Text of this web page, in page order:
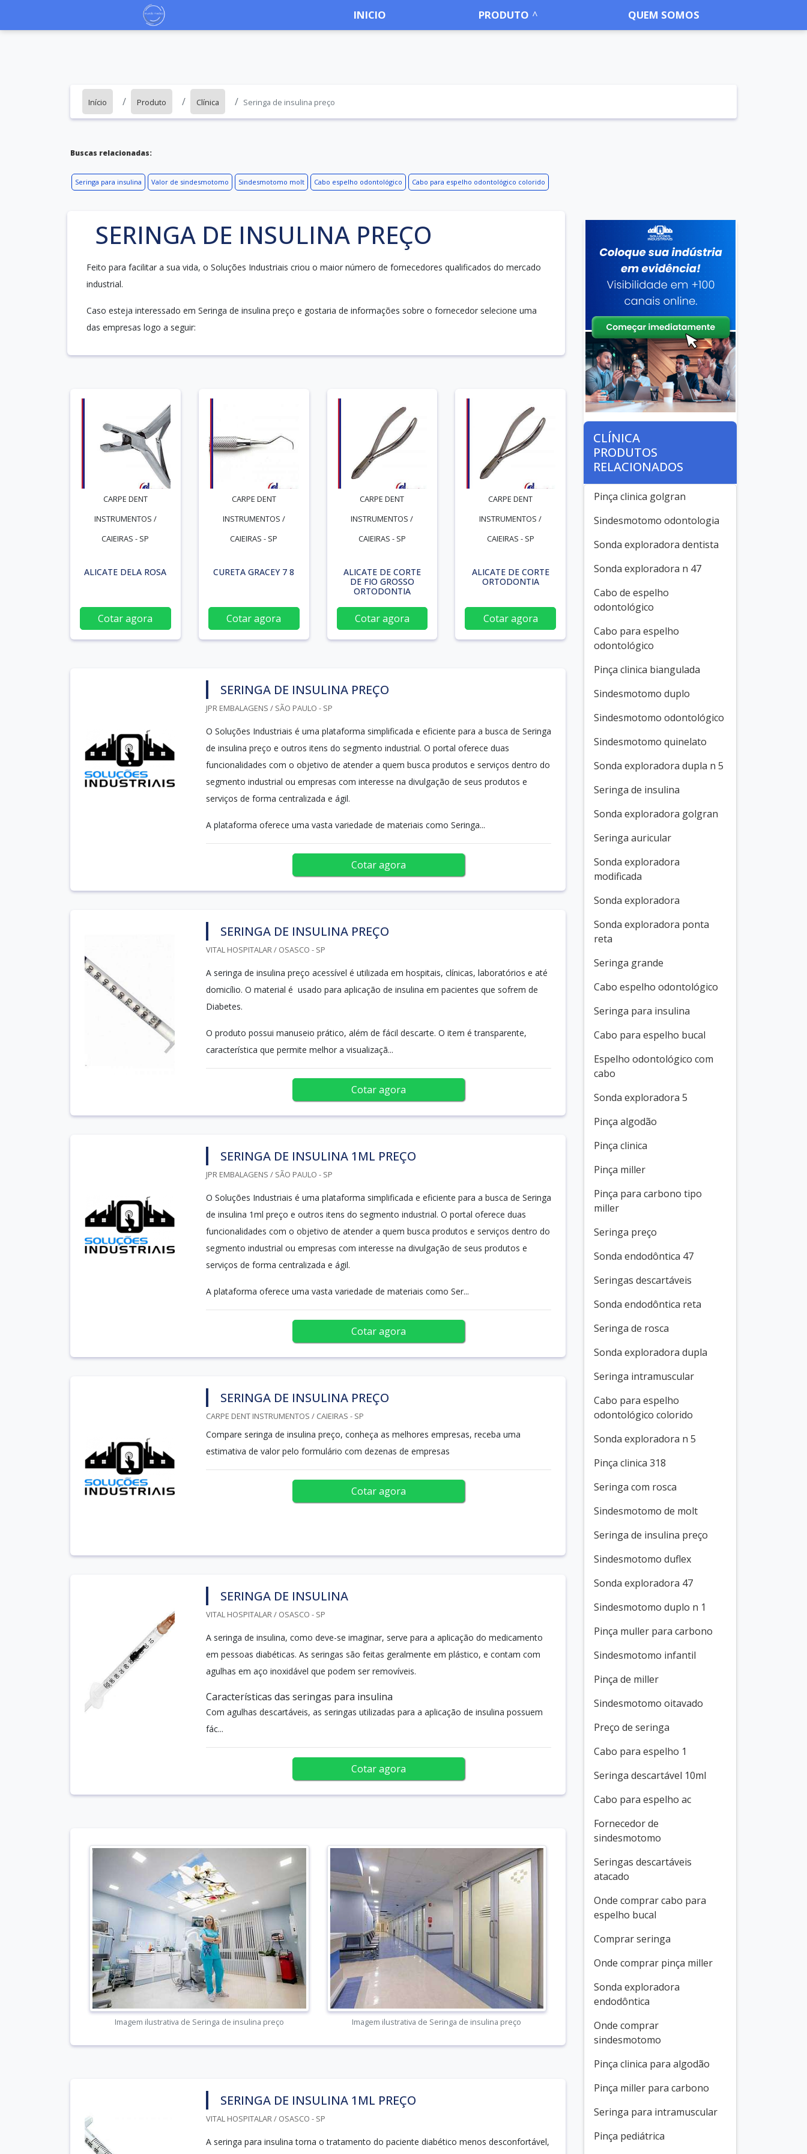
INICIO PRODUTO QUEM SOMOS
Início Produto Clínica Seringa de insulina preço
Buscas relacionadas:
Seringa para insulina Valor de sindesmotomo Sindesmotomo molt Cabo espelho odontológico Cabo para espelho odontológico colorido
SERINGA DE INSULINA PREÇO
Feito para facilitar a sua vida, o Soluções Industriais criou o maior número de fornecedores qualificados do mercado
industrial.
Caso esteja interessado em Seringa de insulina preço e gostaria de informações sobre o fornecedor selecione uma
das empresas logo a seguir:
CARPE DENT
INSTRUMENTOS /
CAIEIRAS - SP
ALICATE DELA ROSA
Cotar agora
CARPE DENT
INSTRUMENTOS /
CAIEIRAS - SP
CURETA GRACEY 7 8
Cotar agora
CARPE DENT
INSTRUMENTOS /
CAIEIRAS - SP
ALICATE DE CORTE
DE FIO GROSSO
ORTODONTIA
Cotar agora
CARPE DENT
INSTRUMENTOS /
CAIEIRAS - SP
ALICATE DE CORTE
ORTODONTIA
Cotar agora
SERINGA DE INSULINA PREÇO
JPR EMBALAGENS / SÃO PAULO - SP
O Soluções Industriais é uma plataforma simplificada e eficiente para a busca de Seringa
de insulina preço e outros itens do segmento industrial. O portal oferece duas
funcionalidades com o objetivo de atender a quem busca produtos e serviços dentro do
segmento industrial ou empresas com interesse na divulgação de seus produtos e
serviços de forma centralizada e ágil.
A plataforma oferece uma vasta variedade de materiais como Seringa...
Cotar agora
SERINGA DE INSULINA PREÇO
VITAL HOSPITALAR / OSASCO - SP
A seringa de insulina preço acessível é utilizada em hospitais, clínicas, laboratórios e até
domicílio. O material é usado para aplicação de insulina em pacientes que sofrem de
Diabetes.
O produto possui manuseio prático, além de fácil descarte. O item é transparente,
característica que permite melhor a visualizaçã...
Cotar agora
SERINGA DE INSULINA 1ML PREÇO
JPR EMBALAGENS / SÃO PAULO - SP
O Soluções Industriais é uma plataforma simplificada e eficiente para a busca de Seringa
de insulina 1ml preço e outros itens do segmento industrial. O portal oferece duas
funcionalidades com o objetivo de atender a quem busca produtos e serviços dentro do
segmento industrial ou empresas com interesse na divulgação de seus produtos e
serviços de forma centralizada e ágil.
A plataforma oferece uma vasta variedade de materiais como Ser...
Cotar agora
SERINGA DE INSULINA PREÇO
CARPE DENT INSTRUMENTOS / CAIEIRAS - SP
Compare seringa de insulina preço, conheça as melhores empresas, receba uma
estimativa de valor pelo formulário com dezenas de empresas
Cotar agora
SERINGA DE INSULINA
VITAL HOSPITALAR / OSASCO - SP
A seringa de insulina, como deve-se imaginar, serve para a aplicação do medicamento
em pessoas diabéticas. As seringas são feitas geralmente em plástico, e contam com
agulhas em aço inoxidável que podem ser removíveis.
Características das seringas para insulina
Com agulhas descartáveis, as seringas utilizadas para a aplicação de insulina possuem
fác...
Cotar agora
Imagem ilustrativa de Seringa de insulina preço Imagem ilustrativa de Seringa de insulina preço
SERINGA DE INSULINA 1ML PREÇO
VITAL HOSPITALAR / OSASCO - SP
A seringa para insulina torna o tratamento do paciente diabético menos desconfortável,
CLÍNICA
PRODUTOS
RELACIONADOS
Pinça clinica golgran
Sindesmotomo odontologia
Sonda exploradora dentista
Sonda exploradora n 47
Cabo de espelho
odontológico
Cabo para espelho
odontológico
Pinça clinica biangulada
Sindesmotomo duplo
Sindesmotomo odontológico
Sindesmotomo quinelato
Sonda exploradora dupla n 5
Seringa de insulina
Sonda exploradora golgran
Seringa auricular
Sonda exploradora
modificada
Sonda exploradora
Sonda exploradora ponta
reta
Seringa grande
Cabo espelho odontológico
Seringa para insulina
Cabo para espelho bucal
Espelho odontológico com
cabo
Sonda exploradora 5
Pinça algodão
Pinça clinica
Pinça miller
Pinça para carbono tipo
miller
Seringa preço
Sonda endodôntica 47
Seringas descartáveis
Sonda endodôntica reta
Seringa de rosca
Sonda exploradora dupla
Seringa intramuscular
Cabo para espelho
odontológico colorido
Sonda exploradora n 5
Pinça clinica 318
Seringa com rosca
Sindesmotomo de molt
Seringa de insulina preço
Sindesmotomo duflex
Sonda exploradora 47
Sindesmotomo duplo n 1
Pinça muller para carbono
Sindesmotomo infantil
Pinça de miller
Sindesmotomo oitavado
Preço de seringa
Cabo para espelho 1
Seringa descartável 10ml
Cabo para espelho ac
Fornecedor de
sindesmotomo
Seringas descartáveis
atacado
Onde comprar cabo para
espelho bucal
Comprar seringa
Onde comprar pinça miller
Sonda exploradora
endodôntica
Onde comprar
sindesmotomo
Pinça clinica para algodão
Pinça miller para carbono
Seringa para intramuscular
Pinça pediátrica